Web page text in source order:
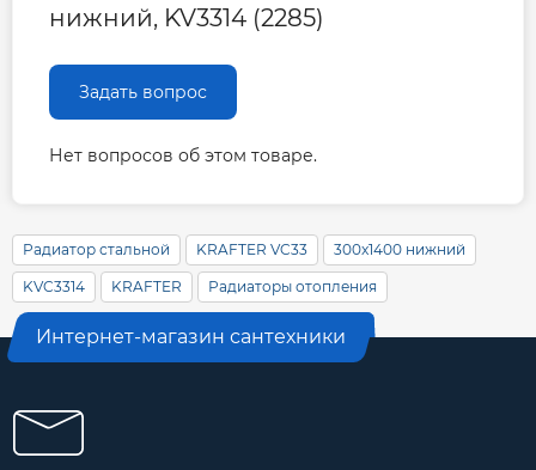
нижний, KV3314 (2285)
Задать вопрос
Нет вопросов об этом товаре.
Радиатор стальной KRAFTER VC33 300x1400 нижний
KVC3314 KRAFTER Радиаторы отопления
Интернет-магазин сантехники